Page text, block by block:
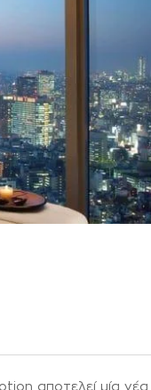
αποτελεί μία